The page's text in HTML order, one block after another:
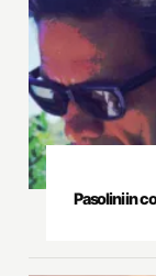
Pasolini in